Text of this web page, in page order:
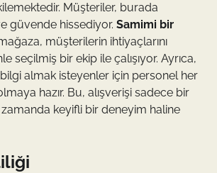
Müşteriler, burada
güvende hissediyor. Samimi bir
müşterilerin ihtiyaçlarını
seçilmiş bir ekip ile çalışıyor. Ayrıca,
almak isteyenler için personel her
hazır. Bu, alışverişi sadece bir
zamanda keyifli bir deneyim haline